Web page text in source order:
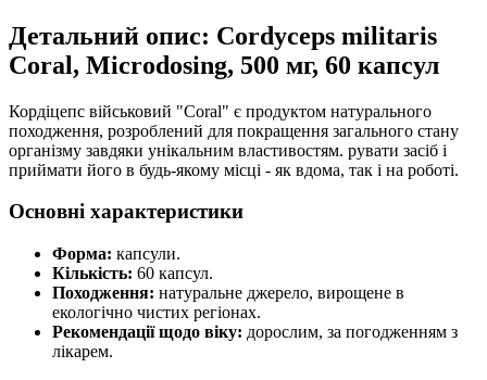
Детальний опис: Cordyceps militaris
Coral, Microdosing, 500 мг, 60 капсул
Кордіцепс військовий "Coral" є продуктом натурального
походження, розроблений для покращення загального стану
організму завдяки унікальним властивостям. рувати засіб і
приймати його в будь-якому місці - як вдома, так і на роботі.
Основні характеристики
Форма: капсули.
Кількість: 60 капсул.
Походження: натуральне джерело, вирощене в
екологічно чистих регіонах.
Рекомендації щодо віку: дорослим, за погодженням з
лікарем.